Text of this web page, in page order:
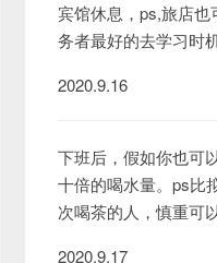
宾馆休息，ps,旅店
务者最好的去学习时
2020.9.16
下班后，假如你也可
十倍的喝水量。ps比
次喝茶的人，慎重可
2020.9.17